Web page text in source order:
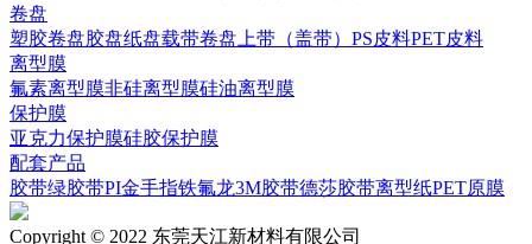
卷盘
塑胶卷盘胶盘纸盘载带卷盘 上带（盖带） PS皮料PET皮料
离型膜
氟素离型膜非硅离型膜硅油离型膜
保护膜
亚克力保护膜硅胶保护膜
配套产品
胶带绿胶带PI金手指铁氟龙3M胶带德莎胶带离型纸PET原膜
Copyright © 2022 东莞天江新材料有限公司